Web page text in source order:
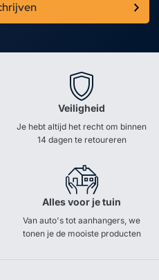
Veiligheid
Je hebt altijd het recht om binnen
14 dagen te retoureren
Alles voor je tuin
Van auto's tot aanhangers, we
tonen je de mooiste producten